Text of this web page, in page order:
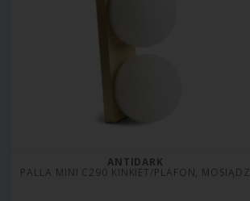
ANTIDARK
PALLA MINI C290 KINKIET/PLAFON, MOSIĄDZ